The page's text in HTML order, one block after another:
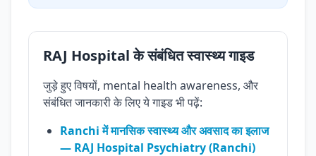
RAJ Hospital के संबंधित स्वास्थ्य गाइड
जुड़े हुए विषयों, mental health awareness, और
संबंधित जानकारी के लिए ये गाइड भी पढ़ें:
Ranchi में मानसिक स्वास्थ्य और अवसाद का इलाज
— RAJ Hospital Psychiatry (Ranchi)